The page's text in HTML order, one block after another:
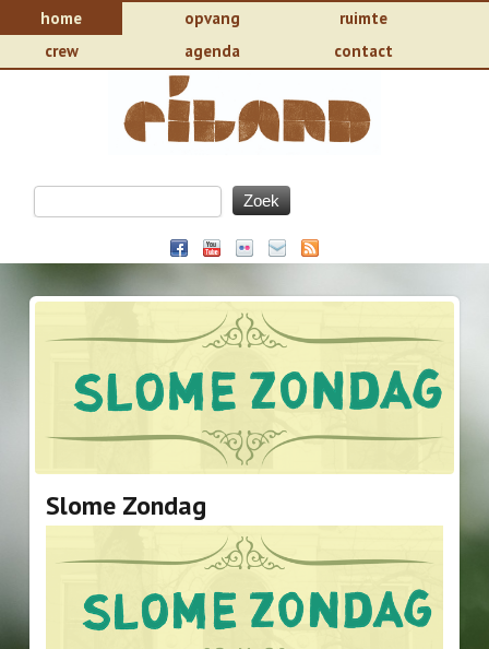
home opvang
ruimte
crew
agenda contact
Slome Zondag